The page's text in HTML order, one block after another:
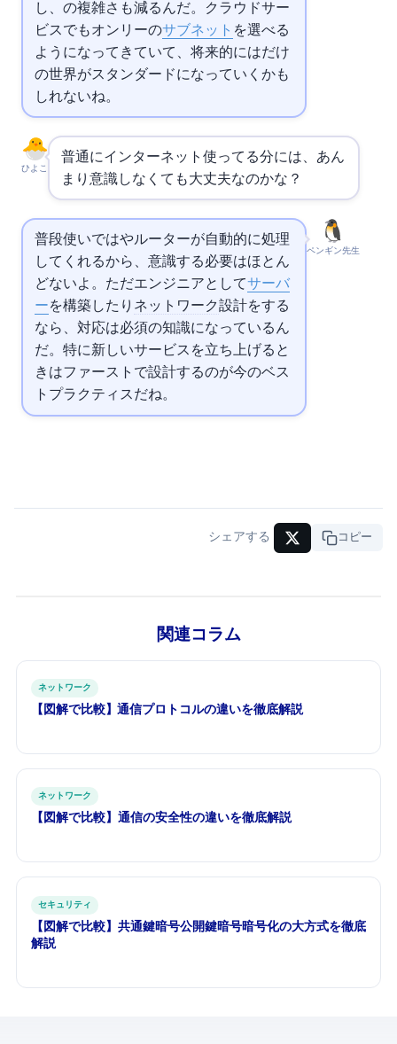
し、 の複雑さも減るんだ。クラウドサー
ビスでもオンリーのサブネット を選べる
ようになってきていて、将来的にはだけ
の世界がスタンダードになっていくかも
しれないね。
ひよこ
普通にインターネット使ってる分には、あん
まり意識しなくても大丈夫なのかな？
ペンギン先生
普段使いではOSやルーターが自動的に処理
してくれるから、意識する必要はほとん
どないよ。ただエンジニアとしてサーバ
ーを構築したり ネットワーク設計をする
なら、 対応は必須の知識になっているん
だ。特に新しいサービスを立ち上げると
きはファーストで設計するのが今のベス
トプラクティスだね。
シェアする URLコピー
関連コラム
ネットワーク
【図解で比較】TCP vs UDP — 通信プロトコルの違いを徹底解説
ネットワーク
【図解で比較】HTTP vs HTTPS — 通信の安全性の違いを徹底解説
セキュリティ
【図解で比較】共通鍵暗号 vs 公開鍵暗号 — 暗号化の2大方式を徹底
解説